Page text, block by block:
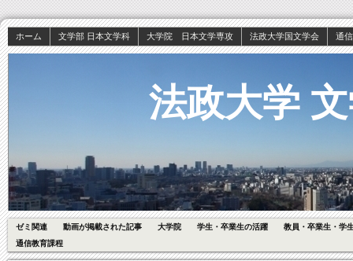
ホーム 文学部 日本文学科 大学院 日本文学専攻 法政大学国文学会 通
法政大学
ゼミ関連 動画が掲載された記事 大学院 学生・卒業生の活躍
教員・卒業生・学
通信教育課程